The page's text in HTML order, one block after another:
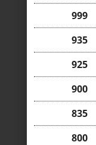
999
935
925
900
835
800